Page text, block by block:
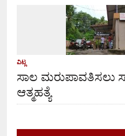
ವಿಟ್ಲ
ಸಾಲ ಮರುಪಾವತಿಸಲು
ಆತ್ಮಹತ್ಯೆ